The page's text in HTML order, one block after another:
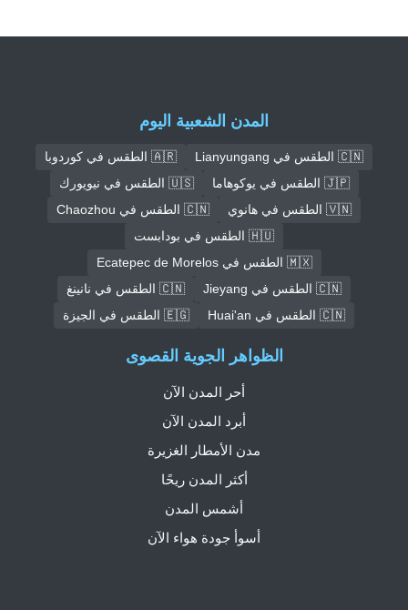
المدن الشعبية اليوم
🇨🇳 الطقس في Lianyungang
🇦🇷 الطقس في كوردوبا
🇯🇵 الطقس في يوكوهاما
🇺🇸 الطقس في نيويورك
🇻🇳 الطقس في هانوي
🇨🇳 الطقس في Chaozhou
🇭🇺 الطقس في بودابست
🇲🇽 الطقس في Ecatepec de Morelos
🇨🇳 الطقس في Jieyang
🇨🇳 الطقس في نانينغ
🇨🇳 الطقس في Huai'an
🇪🇬 الطقس في الجيزة
الظواهر الجوية القصوى
أحر المدن الآن
أبرد المدن الآن
مدن الأمطار الغزيرة
أكثر المدن ريحًا
أشمس المدن
أسوأ جودة هواء الآن